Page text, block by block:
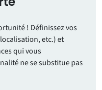
! Définissez vos
etc.) et
qui vous
ne se substitue pas